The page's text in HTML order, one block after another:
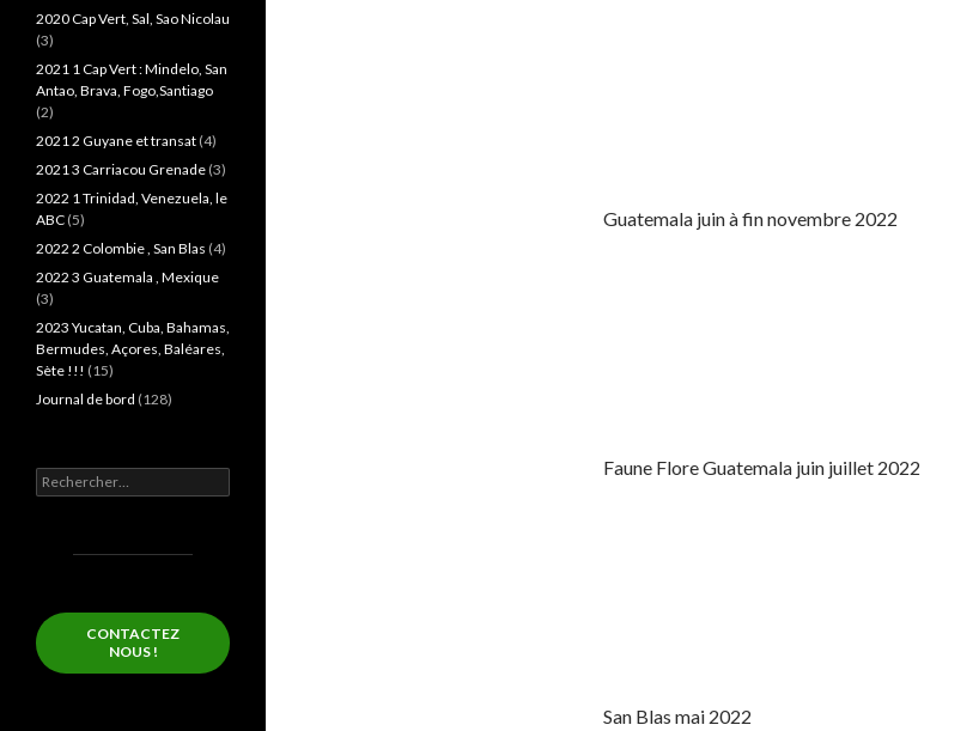
Guatemala juin à fin novembre 2022
Faune Flore Guatemala juin juillet 2022
San Blas mai 2022
2020 Cap Vert, Sal, Sao Nicolau
(3)
2021 1 Cap Vert : Mindelo, San
Antao, Brava, Fogo,Santiago
(2)
2021 2 Guyane et transat (4)
2021 3 Carriacou Grenade (3)
2022 1 Trinidad, Venezuela, le
ABC (5)
2022 2 Colombie , San Blas (4)
2022 3 Guatemala , Mexique
(3)
2023 Yucatan, Cuba, Bahamas,
Bermudes, Açores, Baléares,
Sète !!! (15)
Journal de bord (128)
Rechercher :
CONTACTEZ
NOUS !